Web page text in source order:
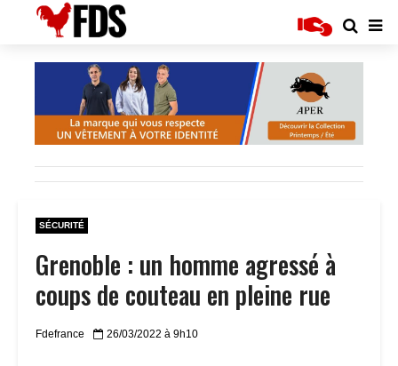
SÉCURITÉ
Grenoble : un homme agressé à
coups de couteau en pleine rue
Fdefrance 26/03/2022 à 9h10